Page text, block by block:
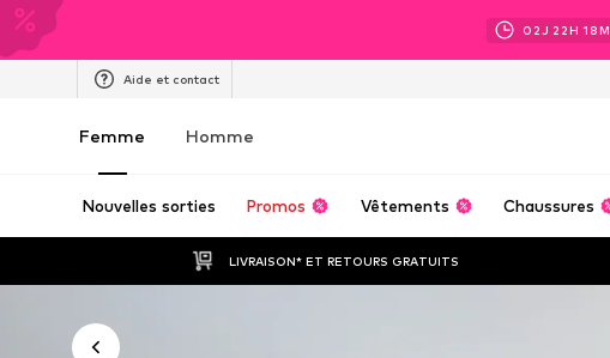
02J 22H 18M
Aide et contact
Femme Homme
Nouvelles sorties Promos Vêtements Chaussures
LIVRAISON* ET RETOURS GRATUITS